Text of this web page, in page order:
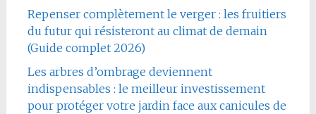
Repenser complètement le verger : les fruitiers
du futur qui résisteront au climat de demain
(Guide complet 2026)
Les arbres d’ombrage deviennent
indispensables : le meilleur investissement
pour protéger votre jardin face aux canicules de